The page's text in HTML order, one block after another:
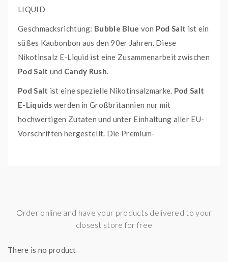
LIQUID
Geschmacksrichtung: Bubble Blue von Pod Salt ist ein
süßes Kaubonbon aus den 90er Jahren. Diese
Nikotinsalz E-Liquid ist eine Zusammenarbeit zwischen
Pod Salt und Candy Rush.
Pod Salt ist eine spezielle Nikotinsalzmarke. Pod Salt
E-Liquids werden in Großbritannien nur mit
hochwertigen Zutaten und unter Einhaltung aller EU-
Vorschriften hergestellt. Die Premium-
Inhalt: 10 ml
Flasche: 10 ml
Order online and have your products delivered to your
closest store for free
There is no product